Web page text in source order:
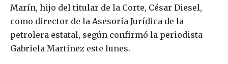
Marín, hijo del titular de la Corte, César Diesel,
como director de la Asesoría Jurídica de la
petrolera estatal, según confirmó la periodista
Gabriela Martínez este lunes.